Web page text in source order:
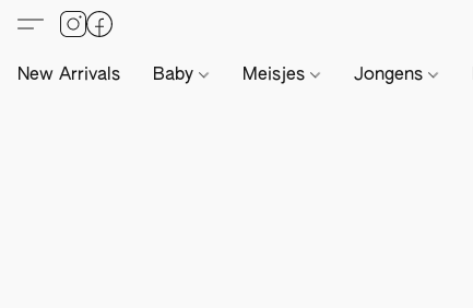
New Arrivals Baby Meisjes Jongens